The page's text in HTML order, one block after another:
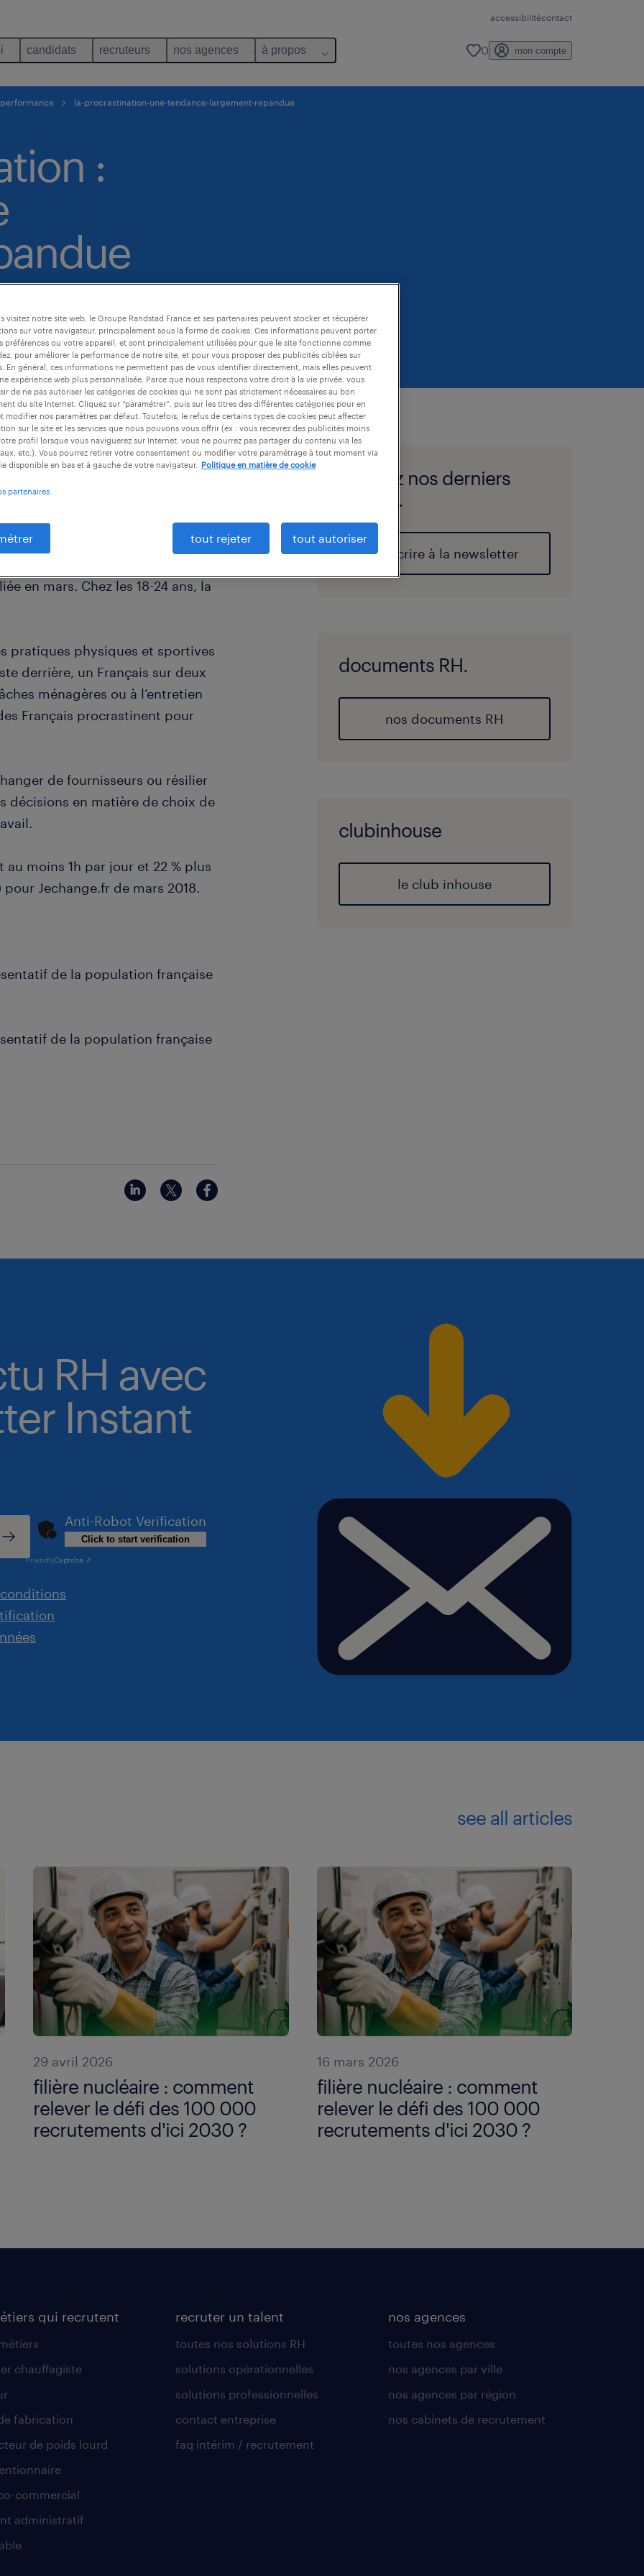
accessibilitécontact
candidats recruteurs nos agences à propos 0 mon compte
la-procrastination-une-tendance-largement-repandue
:
régulièrement cette phrase,
adepte de la procrastination.
plus tard, gagne du terrain à tel
chaque année.
confient être concernés par ce
en mars. Chez les 18-24 ans, la
pratiques physiques et sportives
derrière, un Français sur deux
ménagères ou à l’entretien
Français procrastinent pour
de fournisseurs ou résilier
décisions en matière de choix de
moins 1h par jour et 22 % plus
Jechange.fr de mars 2018.
de la population française
de la population française
recevez nos derniers
articles.
s'inscrire à la newsletter
documents RH.
nos documents RH
clubinhouse
le club inhouse
RH avec
Instant
conditions
Anti-Robot Verification
Click to start verification
FriendlyCaptcha ⇗
see all articles
29 avril 2026
filière nucléaire : comment
relever le défi des 100 000
recrutements d'ici 2030 ?
16 mars 2026
filière nucléaire : comment
relever le défi des 100 000
recrutements d'ici 2030 ?
qui recrutent
chauffagiste
fabrication
de poids lourd
commercial
administratif
recruter un talent
toutes nos solutions RH
solutions opérationnelles
solutions professionnelles
contact entreprise
faq intérim / recrutement
nos agences
toutes nos agences
nos agences par ville
nos agences par région
nos cabinets de recrutement
visitez notre site web, le Groupe Randstad France et ses partenaires peuvent stocker et récupérer
sur votre navigateur, principalement sous la forme de cookies. Ces informations peuvent porter
préférences ou votre appareil, et sont principalement utilisées pour que le site fonctionne comme
pour améliorer la performance de notre site, et pour vous proposer des publicités ciblées sur
En général, ces informations ne permettent pas de vous identifier directement, mais elles peuvent
expérience web plus personnalisée. Parce que nous respectons votre droit à la vie privée, vous
de ne pas autoriser les catégories de cookies qui ne sont pas strictement nécessaires au bon
du site Internet. Cliquez sur “paramétrer”, puis sur les titres des différentes catégories pour en
modifier nos paramètres par défaut. Toutefois, le refus de certains types de cookies peut affecter
sur le site et les services que nous pouvons vous offrir (ex : vous recevrez des publicités moins
profil lorsque vous naviguerez sur Internet, vous ne pourrez pas partager du contenu via les
etc.). Vous pourrez retirer votre consentement ou modifier votre paramétrage à tout moment via
disponible en bas et à gauche de votre navigateur.
Politique en matière de cookie
partenaires
tout rejeter tout autoriser